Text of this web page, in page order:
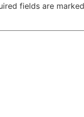
fields are marked